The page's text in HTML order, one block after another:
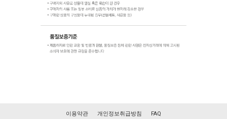
이용약관 개인정보취급방침 FAQ